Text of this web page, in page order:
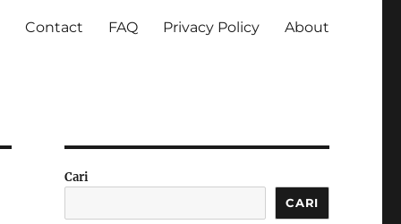
Contact FAQ Privacy Policy About
Cari
CARI